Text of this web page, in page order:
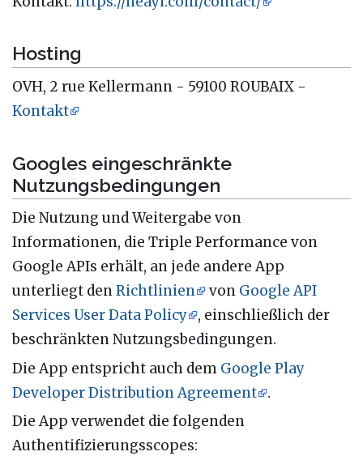
Hosting
OVH, 2 rue Kellermann - 59100 ROUBAIX -
Kontakt
Googles eingeschränkte
Nutzungsbedingungen
Die Nutzung und Weitergabe von
Informationen, die Triple Performance von
Google APIs erhält, an jede andere App
unterliegt denRichtlinien von Google API
Services User Data Policy
, einschließlich der
beschränkten Nutzungsbedingungen.
Die App entspricht auch dem Google Play
Developer Distribution Agreement
.
Die App verwendet die folgenden
Authentifizierungsscopes: